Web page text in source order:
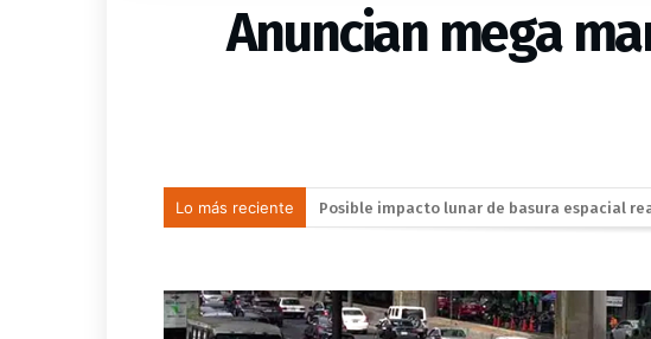
Anuncian mega
Lo más reciente Leagues Cup 2026: las estrellas de la MLS
Conmemoran el Día del Comerciante con
«Es el pueblo, siempre el pueblo»: Pedro